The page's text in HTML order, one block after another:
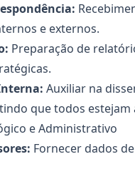
e externos.
Preparação de
Auxiliar na
que todos
e Administrativo
Fornecer dados